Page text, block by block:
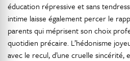
éducation répressive et sans
intime laisse également percer le
parents qui méprisent son choix
quotidien précaire. L’hédonisme
avec le recul, d’une cruelle